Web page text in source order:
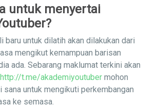
untuk menyertai
baru untuk dilatih akan dilakukan dari
mengikut kemampuan barisan
ada. Sebarang maklumat terkini akan
http://t.me/akademiyoutuber mohon
sana untuk mengikuti perkembangan
ke semasa.